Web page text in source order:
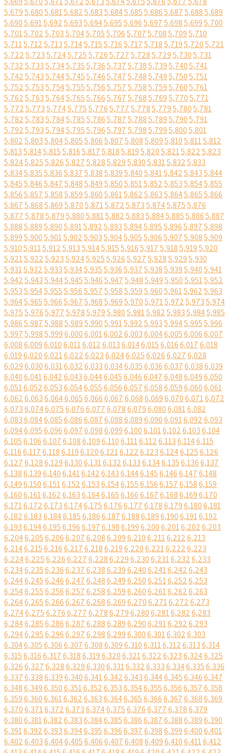
5,6795,6805,6815,6825,6835,6845,6855,6865,6875,6885,689
5,6905,6915,6925,6935,6945,6955,6965,6975,6985,6995,700
5,7015,7025,7035,7045,7055,7065,7075,7085,7095,710
5,7115,7125,7135,7145,7155,7165,7175,7185,7195,7205,721
5,7225,7235,7245,7255,7265,7275,7285,7295,7305,731
5,7325,7335,7345,7355,7365,7375,7385,7395,7405,741
5,7425,7435,7445,7455,7465,7475,7485,7495,7505,751
5,7525,7535,7545,7555,7565,7575,7585,7595,7605,761
5,7625,7635,7645,7655,7665,7675,7685,7695,7705,771
5,7725,7735,7745,7755,7765,7775,7785,7795,7805,781
5,7825,7835,7845,7855,7865,7875,7885,7895,7905,791
5,7925,7935,7945,7955,7965,7975,7985,7995,8005,801
5,8025,8035,8045,8055,8065,8075,8085,8095,8105,8115,812
5,8135,8145,8155,8165,8175,8185,8195,8205,8215,8225,823
5,8245,8255,8265,8275,8285,8295,8305,8315,8325,833
5,8345,8355,8365,8375,8385,8395,8405,8415,8425,8435,844
5,8455,8465,8475,8485,8495,8505,8515,8525,8535,8545,855
5,8565,8575,8585,8595,8605,8615,8625,8635,8645,8655,866
5,8675,8685,8695,8705,8715,8725,8735,8745,8755,876
5,8775,8785,8795,8805,8815,8825,8835,8845,8855,8865,887
5,8885,8895,8905,8915,8925,8935,8945,8955,8965,8975,898
5,8995,9005,9015,9025,9035,9045,9055,9065,9075,9085,909
5,9105,9115,9125,9135,9145,9155,9165,9175,9185,9195,920
5,9215,9225,9235,9245,9255,9265,9275,9285,9295,930
5,9315,9325,9335,9345,9355,9365,9375,9385,9395,9405,941
5,9425,9435,9445,9455,9465,9475,9485,9495,9505,9515,952
5,9535,9545,9555,9565,9575,9585,9595,9605,9615,9625,963
5,9645,9655,9665,9675,9685,9695,9705,9715,9725,9735,974
5,9755,9765,9775,9785,9795,9805,9815,9825,9835,9845,985
5,9865,9875,9885,9895,9905,9915,9925,9935,9945,9955,996
5,9975,9985,9996,0006,0016,0026,0036,0046,0056,0066,007
6,0086,0096,0106,0116,0126,0136,0146,0156,0166,0176,018
6,0196,0206,0216,0226,0236,0246,0256,0266,0276,028
6,0296,0306,0316,0326,0336,0346,0356,0366,0376,0386,039
6,0406,0416,0426,0436,0446,0456,0466,0476,0486,0496,050
6,0516,0526,0536,0546,0556,0566,0576,0586,0596,0606,061
6,0626,0636,0646,0656,0666,0676,0686,0696,0706,0716,072
6,0736,0746,0756,0766,0776,0786,0796,0806,0816,082
6,0836,0846,0856,0866,0876,0886,0896,0906,0916,0926,093
6,0946,0956,0966,0976,0986,0996,1006,1016,1026,1036,104
6,1056,1066,1076,1086,1096,1106,1116,1126,1136,1146,115
6,1166,1176,1186,1196,1206,1216,1226,1236,1246,1256,126
6,1276,1286,1296,1306,1316,1326,1336,1346,1356,1366,137
6,1386,1396,1406,1416,1426,1436,1446,1456,1466,1476,148
6,1496,1506,1516,1526,1536,1546,1556,1566,1576,1586,159
6,1606,1616,1626,1636,1646,1656,1666,1676,1686,1696,170
6,1716,1726,1736,1746,1756,1766,1776,1786,1796,1806,181
6,1826,1836,1846,1856,1866,1876,1886,1896,1906,1916,192
6,1936,1946,1956,1966,1976,1986,1996,2006,2016,2026,203
6,2046,2056,2066,2076,2086,2096,2106,2116,2126,213
6,2146,2156,2166,2176,2186,2196,2206,2216,2226,223
6,2246,2256,2266,2276,2286,2296,2306,2316,2326,233
6,2346,2356,2366,2376,2386,2396,2406,2416,2426,243
6,2446,2456,2466,2476,2486,2496,2506,2516,2526,253
6,2546,2556,2566,2576,2586,2596,2606,2616,2626,263
6,2646,2656,2666,2676,2686,2696,2706,2716,2726,273
6,2746,2756,2766,2776,2786,2796,2806,2816,2826,283
6,2846,2856,2866,2876,2886,2896,2906,2916,2926,293
6,2946,2956,2966,2976,2986,2996,3006,3016,3026,303
6,3046,3056,3066,3076,3086,3096,3106,3116,3126,3136,314
6,3156,3166,3176,3186,3196,3206,3216,3226,3236,3246,325
6,3266,3276,3286,3296,3306,3316,3326,3336,3346,3356,336
6,3376,3386,3396,3406,3416,3426,3436,3446,3456,3466,347
6,3486,3496,3506,3516,3526,3536,3546,3556,3566,3576,358
6,3596,3606,3616,3626,3636,3646,3656,3666,3676,3686,369
6,3706,3716,3726,3736,3746,3756,3766,3776,3786,379
6,3806,3816,3826,3836,3846,3856,3866,3876,3886,3896,390
6,3916,3926,3936,3946,3956,3966,3976,3986,3996,4006,401
6,4026,4036,4046,4056,4066,4076,4086,4096,4106,4116,412